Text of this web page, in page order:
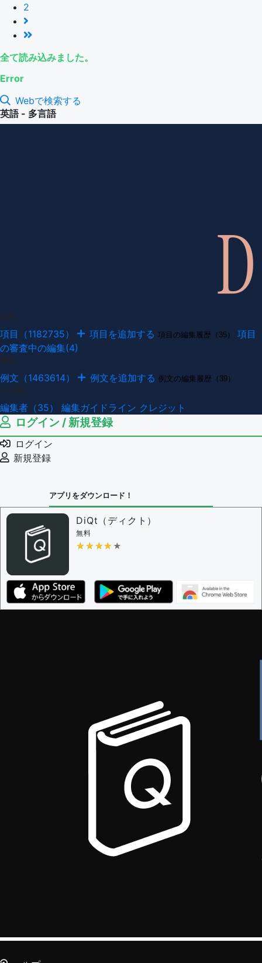
2
全て読み込みました。
Error
Webで検索する
英語 - 多言語
項目（1182735） 項目を追加する 項目の編集履歴（35）
項目
の審査中の編集(4)
例文（1463614） 例文を追加する 例文の編集履歴（39）
編集者（35） 編集ガイドライン クレジット
ログイン / 新規登録
ログイン
新規登録
アプリをダウンロード！
DiQt（ディクト）
無料
★★★★★
★★★★★